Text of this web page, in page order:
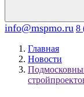
info@mspmo.ru 8
Главная
Новости